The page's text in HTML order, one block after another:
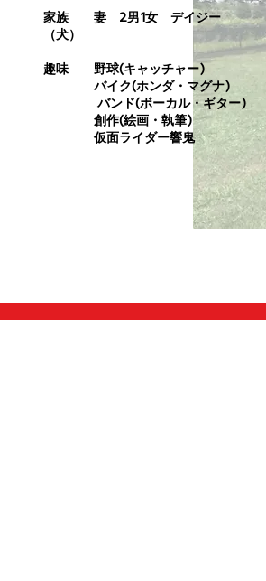
家族 妻 2男1女 デイジー
（犬）
趣味 野球(キャッチャー)
バイク(ホンダ・マグナ)
バンド(ボーカル・ギター)
創作(絵画・執筆)
仮面ライダー響鬼